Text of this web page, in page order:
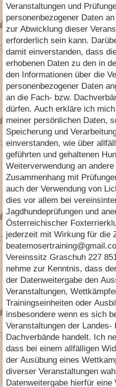
Veranstaltungen und
personenbezogener Daten
zur Abwicklung dieser
erforderlich sein kann.
damit einverstanden, dass
erhobenen Daten zu den in
den Informationen über die
personenbezogener Daten
an die Fach- bzw.
dürfen. Auch erkläre ich
meiner persönlichen Daten,
Speicherung und
einverstanden, wie über
geführten und gehaltenen
Weiterverwendung an
Zusammenhang mit
auch der Verwendung von
dies vor allem bei
Jagdhundeprüfungen und
Österreichischer
jederzeit mit Wirkung für die
Vereinssitz Graschuh 227
nehme zur Kenntnis, dass
der Datenweitergabe den
Veranstaltungen,
Trainingseinheiten oder
insbesondere wenn es sich
Veranstaltungen der
Dachverbände handelt. Ich
dass bei einem allfälligen
der Ausübung eines
diverser Veranstaltungen
Datenweitergabe hierfür